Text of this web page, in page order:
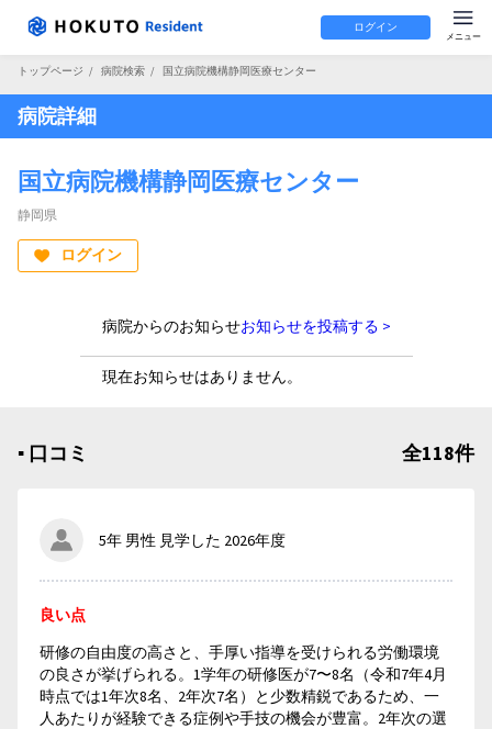
ログイン
トップページ / 病院検索 / 国立病院機構静岡医療センター
病院詳細
国立病院機構静岡医療センター
静岡県
ログイン
病院からのお知らせお知らせを投稿する >
現在お知らせはありません。
▪︎ 口コミ 全118件
5年 男性 見学した 2026年度
良い点
研修の自由度の高さと、手厚い指導を受けられる労働環境
の良さが挙げられる。1学年の研修医が7〜8名（令和7年4月
時点では1年次8名、2年次7名）と少数精鋭であるため、一
人あたりが経験できる症例や手技の機会が豊富。2年次の選